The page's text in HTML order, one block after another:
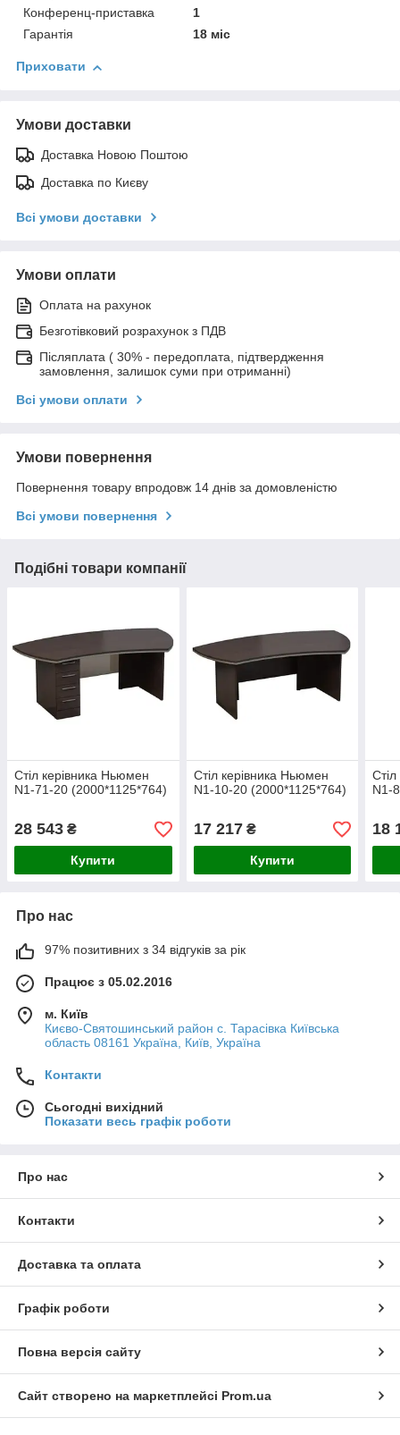
Конференц-приставка
1
Гарантія
18 міс
Приховати
Умови доставки
Доставка Новою Поштою
Доставка по Києву
Всі умови доставки
Умови оплати
Оплата на рахунок
Безготівковий розрахунок з ПДВ
Післяплата ( 30% - передоплата, підтвердження
замовлення, залишок суми при отриманні)
Всі умови оплати
Умови повернення
Повернення товару впродовж 14 днів за домовленістю
Всі умови повернення
Подібні товари компанії
Стіл керівника Ньюмен
N1-71-20 (2000*1125*764)
28 543 ₴
Купити
Стіл керівника Ньюмен
N1-10-20 (2000*1125*764)
17 217₴
Купити
N1-
18
Про нас
97% позитивних з 34 відгуків за рік
Працює з 05.02.2016
м. Київ
Києво-Святошинський район с. Тарасівка Київська
область 08161 Україна, Київ, Україна
Контакти
Сьогодні вихідний
Показати весь графік роботи
Про нас
Контакти
Доставка та оплата
Графік роботи
Повна версія сайту
Сайт створено на маркетплейсі Prom.ua